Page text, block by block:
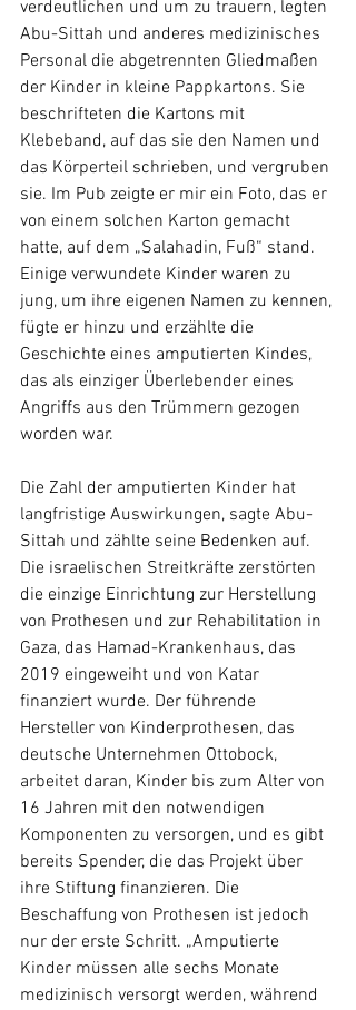
verdeutlichen und um zu trauern, legten
Abu-Sittah und anderes medizinisches
Personal die abgetrennten Gliedmaßen
der Kinder in kleine Pappkartons. Sie
beschrifteten die Kartons mit
Klebeband, auf das sie den Namen und
das Körperteil schrieben, und vergruben
sie. Im Pub zeigte er mir ein Foto, das er
von einem solchen Karton gemacht
hatte, auf dem „Salahadin, Fuß“ stand.
Einige verwundete Kinder waren zu
jung, um ihre eigenen Namen zu kennen,
fügte er hinzu und erzählte die
Geschichte eines amputierten Kindes,
das als einziger Überlebender eines
Angriffs aus den Trümmern gezogen
worden war.
Die Zahl der amputierten Kinder hat
langfristige Auswirkungen, sagte Abu-
Sittah und zählte seine Bedenken auf.
Die israelischen Streitkräfte zerstörten
die einzige Einrichtung zur Herstellung
von Prothesen und zur Rehabilitation in
Gaza, das Hamad-Krankenhaus, das
2019 eingeweiht und von Katar
finanziert wurde. Der führende
Hersteller von Kinderprothesen, das
deutsche Unternehmen Ottobock,
arbeitet daran, Kinder bis zum Alter von
16 Jahren mit den notwendigen
Komponenten zu versorgen, und es gibt
bereits Spender, die das Projekt über
ihre Stiftung finanzieren. Die
Beschaffung von Prothesen ist jedoch
nur der erste Schritt. „Amputierte
Kinder müssen alle sechs Monate
medizinisch versorgt werden, während